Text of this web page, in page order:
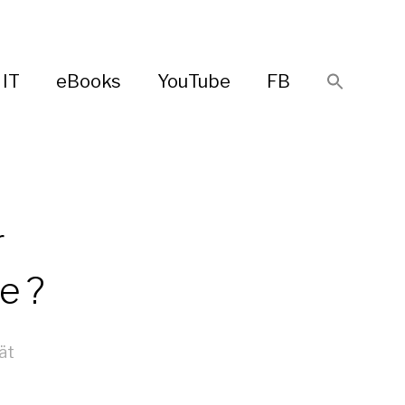
IT eBooks YouTube FB
?